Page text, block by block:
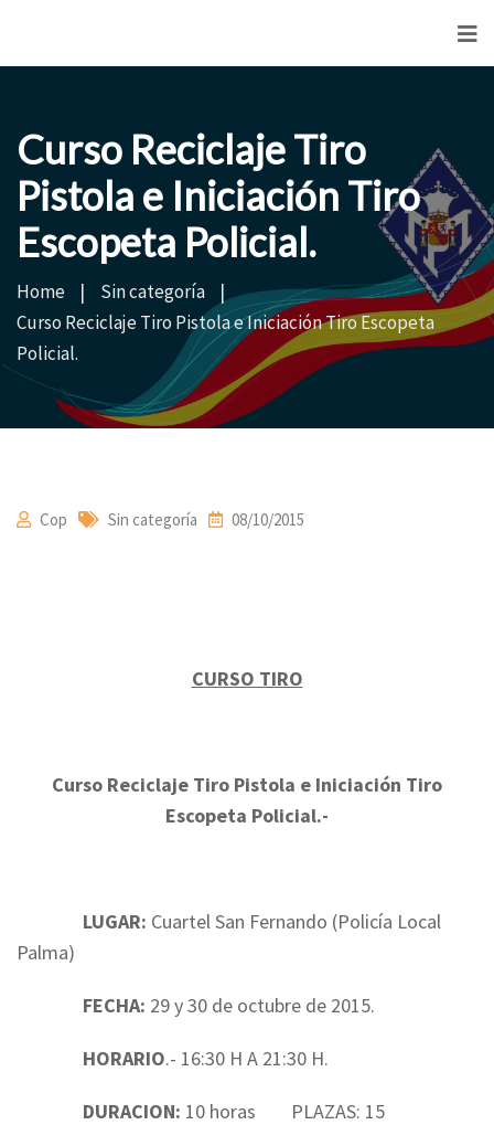
Curso Reciclaje Tiro
Pistola e Iniciación Tiro
Escopeta Policial.
Home
Sin categoría
Curso Reciclaje Tiro Pistola e Iniciación Tiro Escopeta
Policial.
Cop Sin categoría 08/10/2015
CURSO TIRO
Curso Reciclaje Tiro Pistola e Iniciación Tiro
Escopeta Policial.-
LUGAR: Cuartel San Fernando (Policía Local
Palma)
FECHA: 29 y 30 de octubre de 2015.
HORARIO.- 16:30 H A 21:30 H.
DURACION: 10 horas PLAZAS: 15